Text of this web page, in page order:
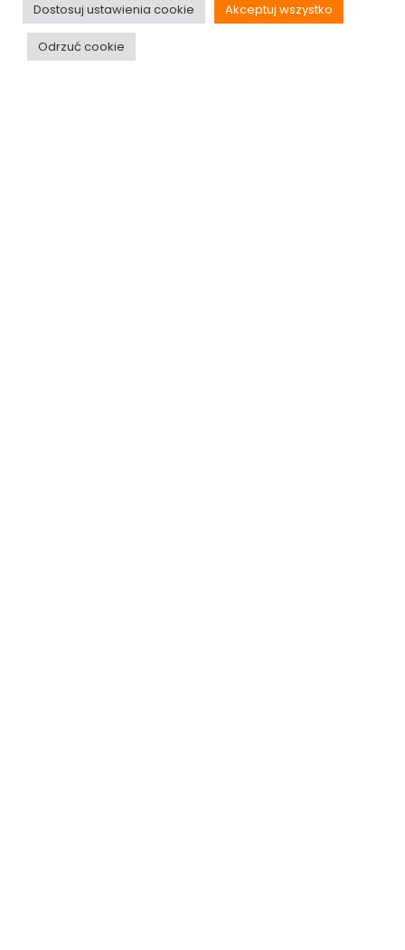
TESTER TWARDOŚCI
Dostosuj ustawienia cookie Akceptuj wszystko
Odrzuć cookie